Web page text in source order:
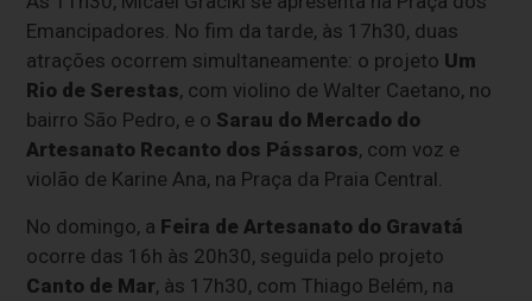
Emancipadores. No fim da tarde, às 17h30, duas
atrações ocorrem simultaneamente: o projeto Um
Rio de Serestas, com violino de Walter Caetano, no
bairro São Pedro, e o Sarau do Mercado do
Artesanato Recanto dos Pássaros, com voz e
violão de Karine Ana, na Praça da Praia Central.
No domingo, a Feira de Artesanato do Gravatá
ocorre das 16h às 20h30, seguida pelo projeto
Canto de Mar, às 17h30, com Thiago Belém, na